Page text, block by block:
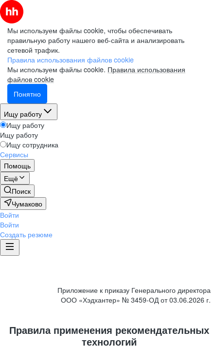
Мы используем файлы cookie, чтобы обеспечивать
правильную работу нашего веб-сайта и анализировать
сетевой трафик.
Правила использования файлов cookie
Мы используем файлы cookie. Правила использования
файлов cookie
Понятно
Ищу работу
Ищу работу
Ищу работу
Ищу сотрудника
Сервисы
Помощь
Ещё
Поиск
Чумаково
Войти
Войти
Создать резюме
Приложение к приказу Генерального директора
ООО «Хэдхантер» № 3459-ОД от 03.06.2026 г.
Правила применения рекомендательных
технологий